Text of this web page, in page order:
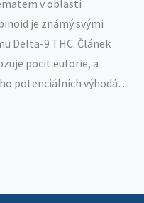
v oblasti
je známý svými
Delta-9 THC. Článek
pocit euforie, a
potenciálních výhodách